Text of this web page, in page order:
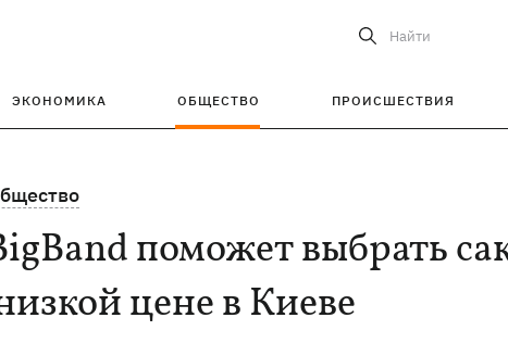
Найти
ЭКОНОМИКА ОБЩЕСТВО ПРОИСШЕСТВИЯ
поможет выбрать
цене в Киеве